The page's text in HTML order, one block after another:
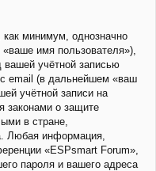
минимум, однозначно
имя пользователя»),
учётной записью
email (в дальнейшем «ваш
учётной записи на
законами о защите
в стране,
Любая информация,
«ESPsmart Forum»,
пароля и вашего адреса